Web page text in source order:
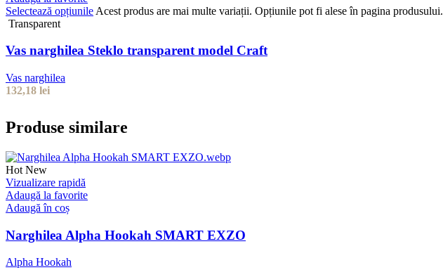
Selectează opțiunile Acest produs are mai multe variații. Opțiunile pot fi alese în pagina produsului.
Transparent
Vas narghilea Steklo transparent model Craft
Vas narghilea
132,18 lei
Produse similare
Hot New
Vizualizare rapidă
Adaugă la favorite
Adaugă în coș
Narghilea Alpha Hookah SMART EXZO
Alpha Hookah